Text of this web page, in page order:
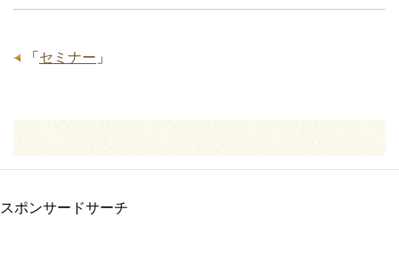
「 セミナー 」
スポンサードサーチ